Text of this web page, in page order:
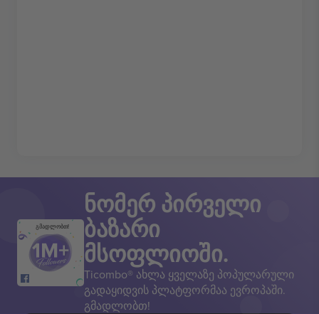
გმადლობთ!
ნომერ პირველი
ბაზარი
მსოფლიოში.
Ticombo® ახლა ყველაზე პოპულარული
გადაყიდვის პლატფორმაა ევროპაში.
გმადლობთ!